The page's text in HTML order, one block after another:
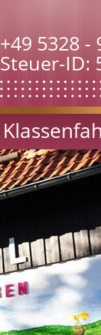
+49 5328 -
Steuer-ID: